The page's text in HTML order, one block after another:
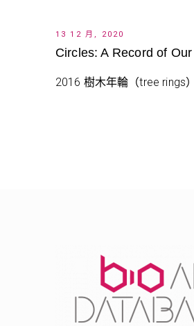
13 12 月, 2020
Circles: A Record of
2016 樹木年輪（tree rings）